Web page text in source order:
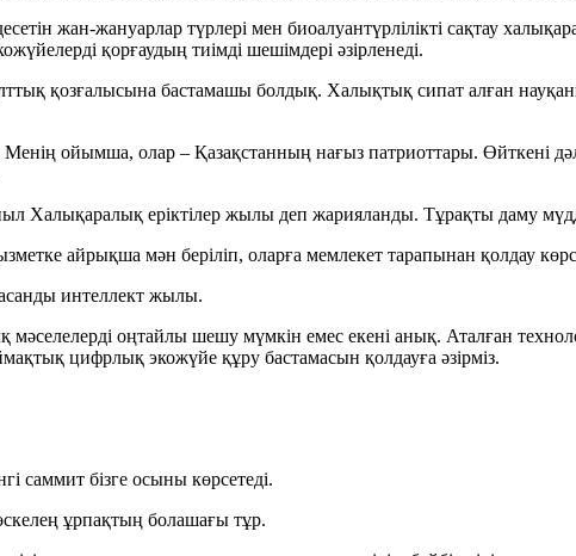
жан-жануарлар түрлері мен биоалуантүрлілікті сақтау
қорғаудың тиімді шешімдері әзірленеді.
қозғалысына бастамашы болдық. Халықтық сипат алған
ойымша, олар – Қазақстанның нағыз патриоттары. Өйткені
Халықаралық еріктілер жылы деп жарияланды. Тұрақты даму
айрықша мән беріліп, оларға мемлекет тарапынан қолдау
интеллект жылы.
мәселелерді оңтайлы шешу мүмкін емес екені анық. Аталған
цифрлық экожүйе құру бастамасын қолдауға әзірміз.
саммит бізге осыны көрсетеді.
ұрпақтың болашағы тұр.